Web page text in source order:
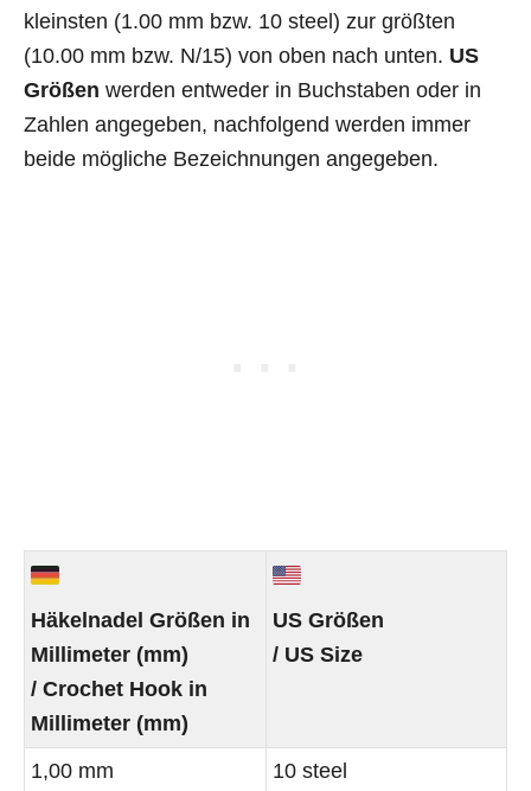
kleinsten (1.00 mm bzw. 10 steel) zur größten
(10.00 mm bzw. N/15) von oben nach unten. US
Größen werden entweder in Buchstaben oder in
Zahlen angegeben, nachfolgend werden immer
beide mögliche Bezeichnungen angegeben.
Häkelnadel Größen in
Millimeter (mm)
/ Crochet Hook in
Millimeter (mm)
US Größen
/ US Size
1,00 mm
10 steel